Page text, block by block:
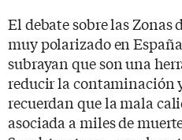
El debate sobre las Zonas
muy polarizado en
subrayan que son una
reducir la contaminación
recuerdan que la mala
asociada a miles de